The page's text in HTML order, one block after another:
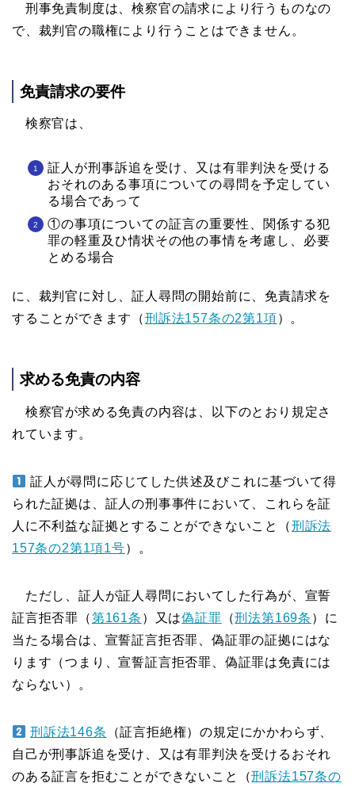
刑事免責制度は、検察官の請求により行うものなの
で、裁判官の職権により行うことはできません。
免責請求の要件
検察官は、
証人が刑事訴追を受け、又は有罪判決を受ける
おそれのある事項についての尋問を予定してい
る場合であって
①の事項についての証言の重要性、関係する犯
罪の軽重及ひ情状その他の事情を考慮し、必要
とめる場合
に、裁判官に対し、証人尋問の開始前に、免責請求を
することができます（刑訴法157条の2第1項）。
求める免責の内容
検察官が求める免責の内容は、以下のとおり規定さ
れています。
証人が尋問に応じてした供述及びこれに基づいて得
られた証拠は、証人の刑事事件において、これらを証
人に不利益な証拠とすることができないこと（刑訴法
157条の2第1項1号）。
ただし、証人が証人尋問においてした行為が、宣誓
証言拒否罪（第161条 ）又は偽証罪 （刑法第169条 ）に
当たる場合は、宣誓証言拒否罪、偽証罪の証拠にはな
ります（つまり、宣誓証言拒否罪、偽証罪は免責には
ならない）。
刑訴法146条 （証言拒絶権）の規定にかかわらず、
自己が刑事訴追を受け、又は有罪判決を受けるおそれ
のある証言を拒むことができないこと（刑訴法157条の